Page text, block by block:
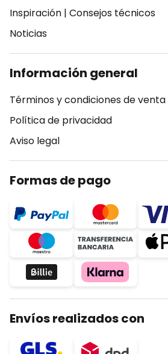
Inspiración | Consejos técnicos
Noticias
Información general
Términos y condiciones de venta
Política de privacidad
Aviso legal
Formas de pago
Envíos realizados con